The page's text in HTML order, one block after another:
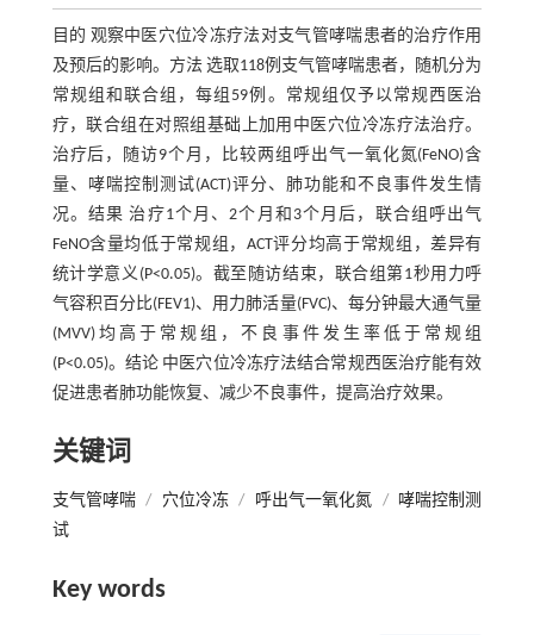
目的 观察中医穴位冷冻疗法对支气管哮喘患者的治疗作用
及预后的影响。方法 选取118例支气管哮喘患者，随机分为
常规组和联合组，每组59例。常规组仅予以常规西医治
疗，联合组在对照组基础上加用中医穴位冷冻疗法治疗。
治疗后，随访9个月，比较两组呼出气一氧化氮(FeNO)含
量、哮喘控制测试(ACT)评分、肺功能和不良事件发生情
况。结果 治疗1个月、2个月和3个月后，联合组呼出气
FeNO含量均低于常规组，ACT评分均高于常规组，差异有
统计学意义(P<0.05)。截至随访结束，联合组第1秒用力呼
气容积百分比(FEV1)、用力肺活量(FVC)、每分钟最大通气量
(MVV)均高于常规组，不良事件发生率低于常规组
(P<0.05)。结论 中医穴位冷冻疗法结合常规西医治疗能有效
促进患者肺功能恢复、减少不良事件，提高治疗效果。
关键词
支气管哮喘 / 穴位冷冻 / 呼出气一氧化氮 /
哮喘控制测
试
Key words